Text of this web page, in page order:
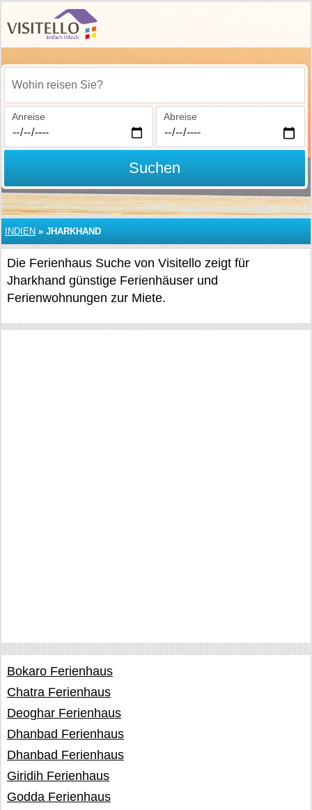
Wohin reisen Sie?
Anreise Abreise
Suchen
INDIEN » JHARKHAND
Die Ferienhaus Suche von Visitello zeigt für
Jharkhand günstige Ferienhäuser und
Ferienwohnungen zur Miete.
Bokaro Ferienhaus
Chatra Ferienhaus
Deoghar Ferienhaus
Dhanbad Ferienhaus
Dhanbad Ferienhaus
Giridih Ferienhaus
Godda Ferienhaus